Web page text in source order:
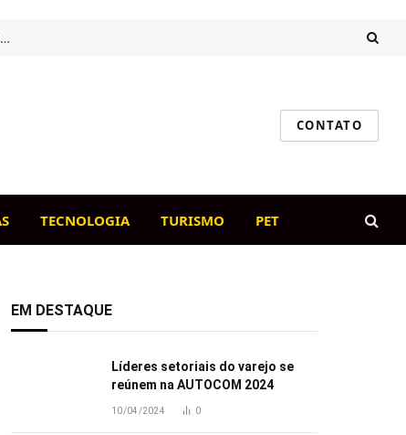
Intestino saudável, cão feliz: o papel da flora intestinal na imunidade canina
CONTATO
TECNOLOGIA TURISMO PET
EM DESTAQUE
Líderes setoriais do varejo se
reúnem na AUTOCOM 2024
10/04/2024 0